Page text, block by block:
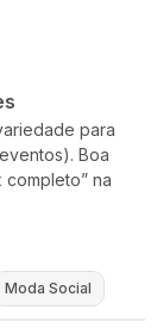
para
Boa
completo” na
Moda Social